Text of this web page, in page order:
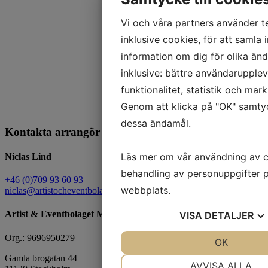
Kontakta arrangör för att boka artist
Niclas Lind
+46 (0)709 93 60 93
niclas@artistocheventbolaget.com
Artist & Eventbolaget Management
Org.: 9696950279
Gamla brogatan 44
Vi och våra partners använder
inklusive cookies, för att samla
information om dig för olika
inklusive: bättre
funktionalitet, statistik och
Genom att klicka på "OK"
dessa ändamål.
Läs mer om vår användning av
behandling av personuppgifter
webbplats.
VISA DETALJER
AVVISA ALLA
OK